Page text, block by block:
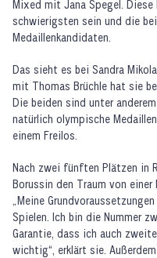
Mixed mit Jana Spegel.
schwierigsten sein und die
Medaillenkandidaten.
Das sieht es bei Sandra
mit Thomas Brüchle hat sie
Die beiden sind unter
natürlich olympische
einem Freilos.
Nach zwei fünften Plätzen in
Borussin den Traum von
„Meine
Spielen. Ich bin die Nummer
Garantie, dass ich auch
wichtig“, erklärt sie.